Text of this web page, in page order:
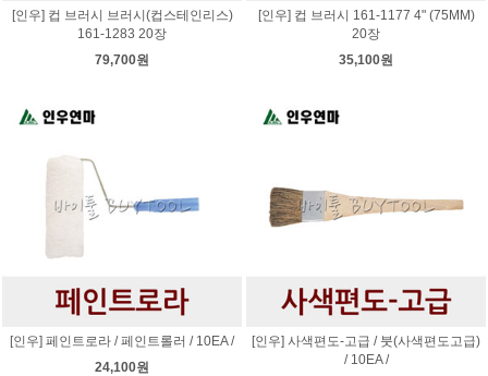
[인우] 컵 브러시 브러시(컵스테인리스)
161-1283 20장
79,700원
[인우] 컵 브러시 161-1177 4" (75MM)
20장
35,100원
[인우] 페인트로라 / 페인트롤러 / 10EA /
24,100원
[인우] 사색편도-고급 / 붓(사색편도고급)
/ 10EA /